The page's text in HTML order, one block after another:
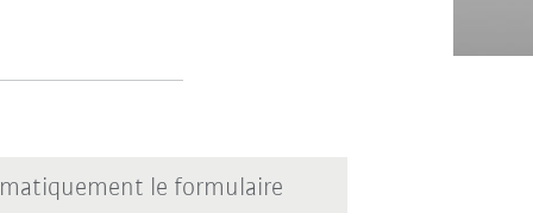
le formulaire